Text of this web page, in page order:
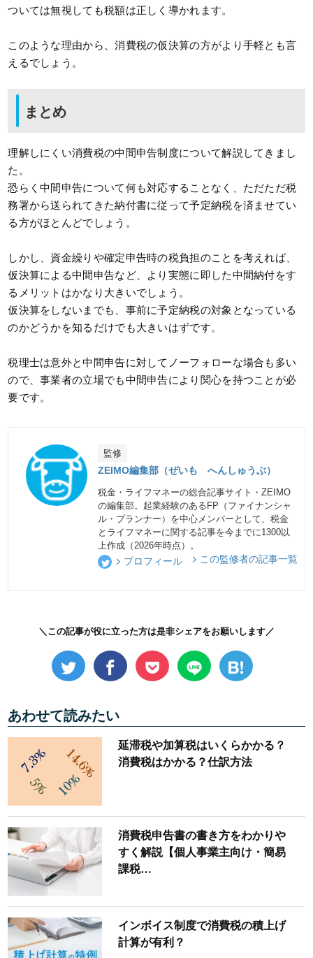
ついては無視しても税額は正しく導かれます。
このような理由から、消費税の仮決算の方がより手軽とも言
えるでしょう。
まとめ
理解しにくい消費税の中間申告制度について解説してきまし
た。
恐らく中間申告について何も対応することなく、ただただ税
務署から送られてきた納付書に従って予定納税を済ませてい
る方がほとんどでしょう。
しかし、資金繰りや確定申告時の税負担のことを考えれば、
仮決算による中間申告など、より実態に即した中間納付をす
るメリットはかなり大きいでしょう。
仮決算をしないまでも、事前に予定納税の対象となっている
のかどうかを知るだけでも大きいはずです。
税理士は意外と中間申告に対してノーフォローな場合も多い
ので、事業者の立場でも中間申告により関心を持つことが必
要です。
監修
ZEIMO編集部（ぜいも へんしゅうぶ）
税金・ライフマネーの総合記事サイト・ZEIMO
の編集部。起業経験のあるFP（ファイナンシャ
ル・プランナー）を中心メンバーとして、税金
とライフマネーに関する記事を今までに1300以
上作成（2026年時点）。
プロフィール この監修者の記事一覧
＼この記事が役に立った方は是非シェアをお願いします／
あわせて読みたい
延滞税や加算税はいくらかかる？
消費税はかかる？仕訳方法
消費税申告書の書き方をわかりや
すく解説【個人事業主向け・簡易
課税…
インボイス制度で消費税の積上げ
計算が有利？